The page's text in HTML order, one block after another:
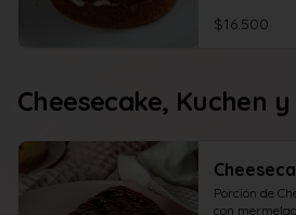
$16.500
Cheesecake, Kuchen y
Porción de
con